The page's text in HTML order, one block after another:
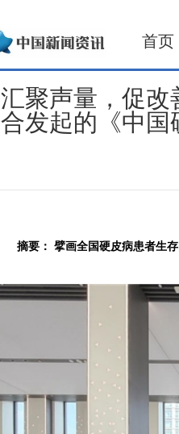
首页
汇聚声量，促
合发起的《中国
摘要： 擘画全国硬皮病患者生